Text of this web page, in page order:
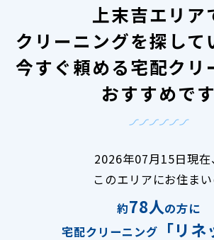
上末吉エリア
クリーニングを探して
今すぐ頼める宅配クリ
おすすめです
2026年07月15日現在、
このエリアにお住ま
約78人の方に
宅配クリーニング
「リネ